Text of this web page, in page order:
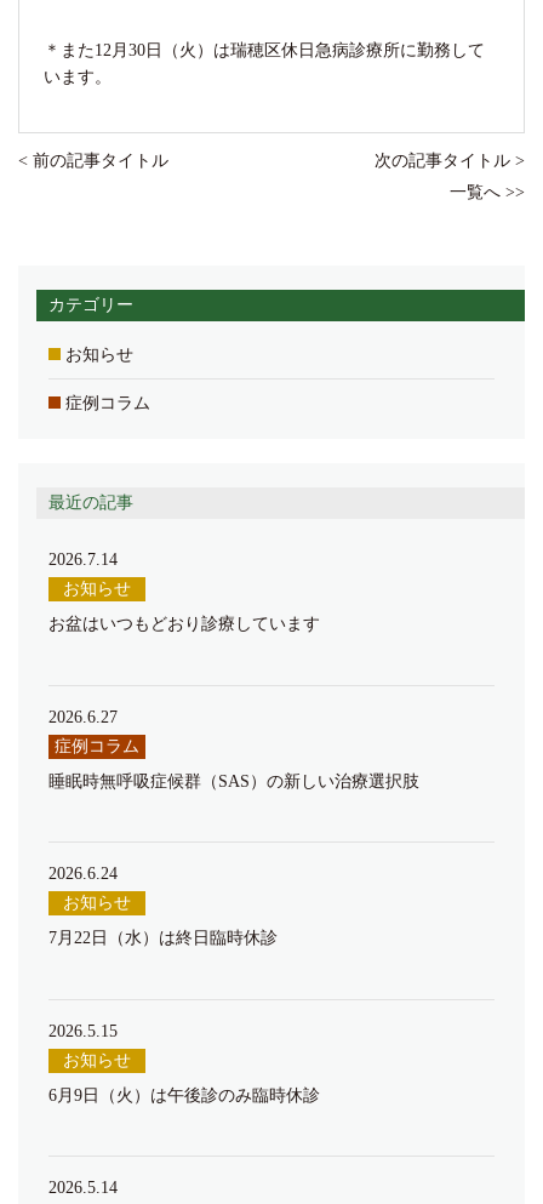
＊また12月30日（火）は瑞穂区休日急病診療所に勤務して
います。
< 前の記事タイトル
次の記事タイトル >
一覧へ >>
カテゴリー
お知らせ
症例コラム
最近の記事
2026.7.14
お知らせ
お盆はいつもどおり診療しています
2026.6.27
症例コラム
睡眠時無呼吸症候群（SAS）の新しい治療選択肢
2026.6.24
お知らせ
7月22日（水）は終日臨時休診
2026.5.15
お知らせ
6月9日（火）は午後診のみ臨時休診
2026.5.14